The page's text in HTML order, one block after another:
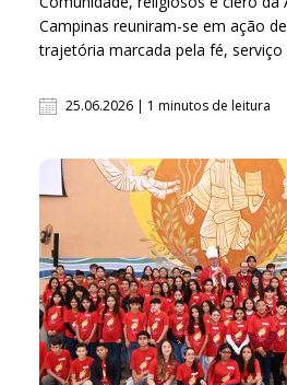
Campinas reuniram-se em ação
trajetória marcada pela fé,
25.06.2026 | 1 minutos de leitura